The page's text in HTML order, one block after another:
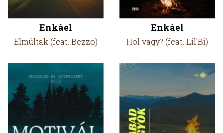
Enkáel
Elmúltak (feat. Bezzo)
Enkáel
Hol vagy? (feat. Lil'Bí)